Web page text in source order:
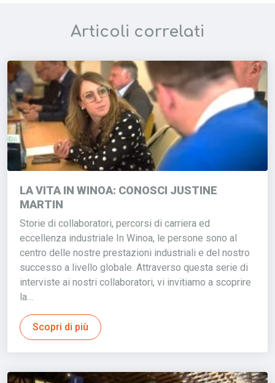
Articoli correlati
LA VITA IN WINOA: CONOSCI JUSTINE
MARTIN
Storie di collaboratori, percorsi di carriera ed
eccellenza industriale In Winoa, le persone sono al
centro delle nostre prestazioni industriali e del nostro
successo a livello globale. Attraverso questa serie di
interviste ai nostri collaboratori, vi invitiamo a scoprire
la…
Scopri di più